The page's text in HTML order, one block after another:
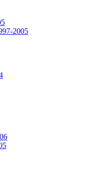
2005